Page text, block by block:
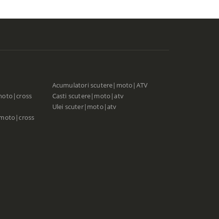
Acumulatori scutere|moto|ATV
Casti scutere|moto|atv
Ulei scuter|moto|atv